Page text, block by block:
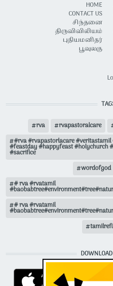
HOME
CONTACT US
சிந்தனை
திருவிவிலியம்
புதியமனிதர்
பூவுலகு
rva rvapastoralcare
#rva #rvapastorlacare
#feastday #happyfeast #holychurch
#sacrifice
wordofgod
# rva #rvatamil
# rva #rvatamil